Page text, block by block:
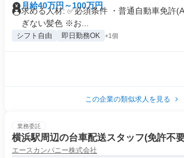
月給40万円～100万円
求める人材: ✅️必須条件 ・普通自動車免許
ぎない髪色 ※お...
シフト自由 即日勤務OK +1個
この企業の類似求人を見る
業務委託
横浜駅周辺の台車配送スタッフ(免許不
エースカンパニー株式会社